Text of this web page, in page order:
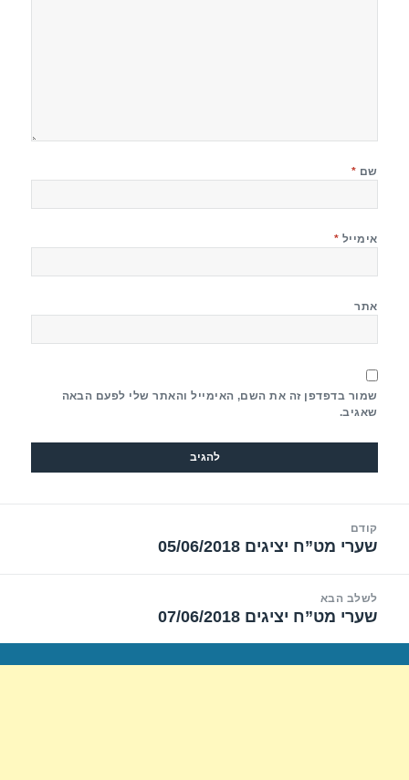
שם *
אימייל *
אתר
שמור בדפדפן זה את השם, האימייל והאתר שלי לפעם הבאה
שאגיב.
קודם
הפוסט
שערי מט”ח יציגים 05/06/2018
לשלב הבא
הפוסט
שערי מט”ח יציגים 07/06/2018